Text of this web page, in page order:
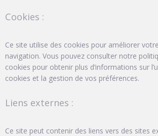
Cookies :
Ce site utilise des cookies pour améliorer
navigation. Vous pouvez consulter notre
cookies pour obtenir plus d’informations sur
cookies et la gestion de vos préférences.
Liens externes :
Ce site peut contenir des liens vers des sites